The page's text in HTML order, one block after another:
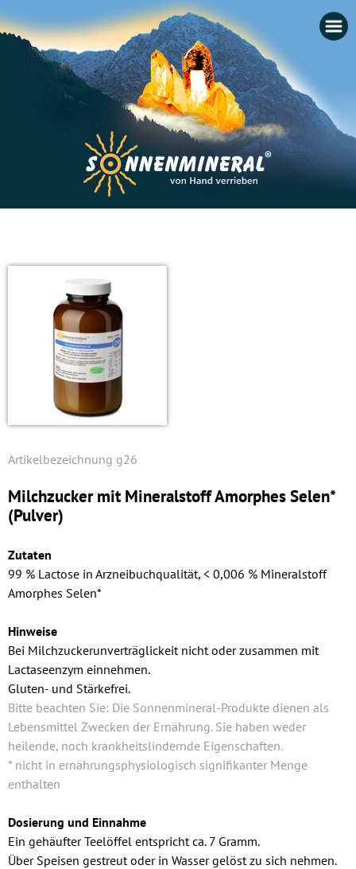
Startseite
g26
Milchzucker mit Mineralstoff Amorphes Selen*
(Pulver)
Zutaten
99 % Lactose in Arzneibuchqualität, < 0,006 % Mineralstoff
Amorphes Selen*
Hinweise
Bei Milchzuckerunverträglickeit nicht oder zusammen mit
Lactaseenzym einnehmen.
Gluten- und Stärkefrei.
Bitte beachten Sie: Die Sonnenmineral-Produkte dienen als
Lebensmittel Zwecken der Ernährung. Sie haben weder
heilende, noch krankheitslindernde Eigenschaften.
* nicht in ernährungsphysiologisch signifikanter Menge
enthalten
Dosierung und Einnahme
Ein gehäufter Teelöffel entspricht ca. 7 Gramm.
Über Speisen gestreut oder in Wasser gelöst zu sich nehmen.